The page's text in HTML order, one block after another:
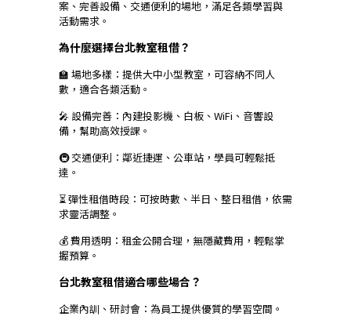
案、完善設備、交通便利的場地，滿足各類學習與
活動需求。
為什麼選擇台北教室租借？
🏫 場地多樣：提供大中小型教室，可容納不同人
數，適合各類活動。
🎤 設備完善：內建投影機、白板、WiFi、音響設
備，幫助高效授課。
🚇 交通便利：鄰近捷運、公車站，學員可輕鬆抵
達。
⏳ 彈性租借時段：可按時數、半日、整日租借，依需
求靈活調整。
💰 費用透明：租金公開合理，無隱藏費用，輕鬆掌
握預算。
台北教室租借適合哪些場合？
企業內訓、研討會：為員工提供優質的學習空間。